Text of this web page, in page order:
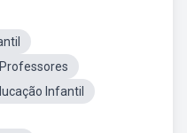
Infantil